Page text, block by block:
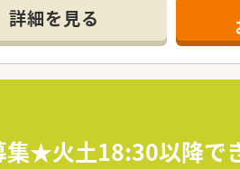
詳細を見る
集★火土18:30以降